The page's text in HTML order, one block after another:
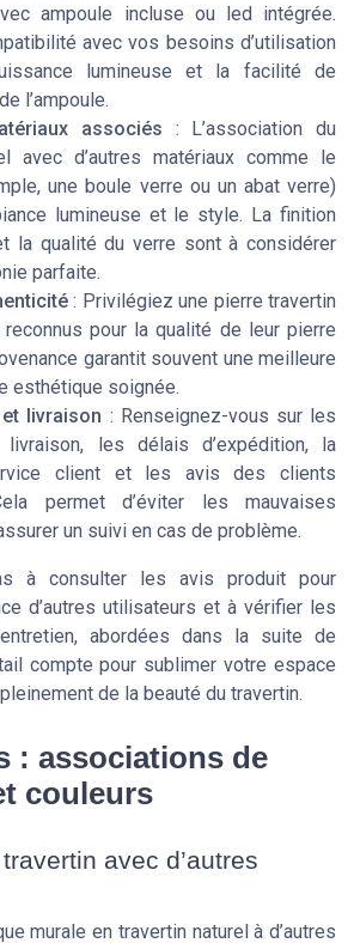
ampoule incluse ou led intégrée.
avec vos besoins d’utilisation
lumineuse et la facilité de
l’ampoule.
associés : L’association du
avec d’autres matériaux comme le
une boule verre ou un abat verre)
lumineuse et le style. La finition
la qualité du verre sont à considérer
parfaite.
: Privilégiez une pierre travertin
pour la qualité de leur pierre
garantit souvent une meilleure
esthétique soignée.
livraison : Renseignez-vous sur les
les délais d’expédition, la
client et les avis des clients
permet d’éviter les mauvaises
un suivi en cas de problème.
à consulter les avis produit pour
d’autres utilisateurs et à vérifier les
abordées dans la suite de
compte pour sublimer votre espace
de la beauté du travertin.
: associations de
couleurs
avec d’autres
murale en travertin naturel à d’autres